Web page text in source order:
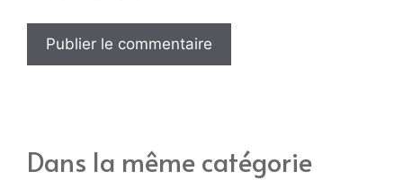
Dans la même catégorie